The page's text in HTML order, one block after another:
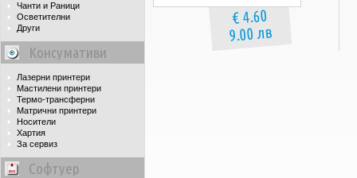
Чанти и Раници
Осветителни
Други
Консумативи
Лазерни принтери
Мастилени принтери
Термо-трансферни
Матрични принтери
Носители
Хартия
За сервиз
Софтуер
€ 4.60
9.00 лв